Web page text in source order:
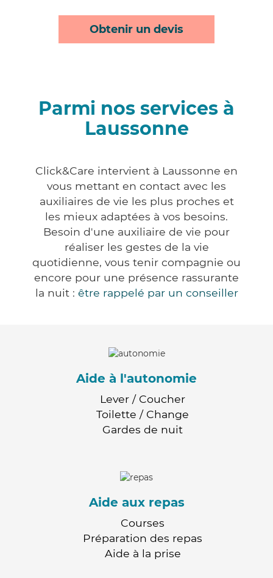
Obtenir un devis
Parmi nos services à
Laussonne
Click&Care intervient à Laussonne en
vous mettant en contact avec les
auxiliaires de vie les plus proches et
les mieux adaptées à vos besoins.
Besoin d'une auxiliaire de vie pour
réaliser les gestes de la vie
quotidienne, vous tenir compagnie ou
encore pour une présence rassurante
la nuit : être rappelé par un conseiller
Aide à l'autonomie
Lever / Coucher
Toilette / Change
Gardes de nuit
Aide aux repas
Courses
Préparation des repas
Aide à la prise